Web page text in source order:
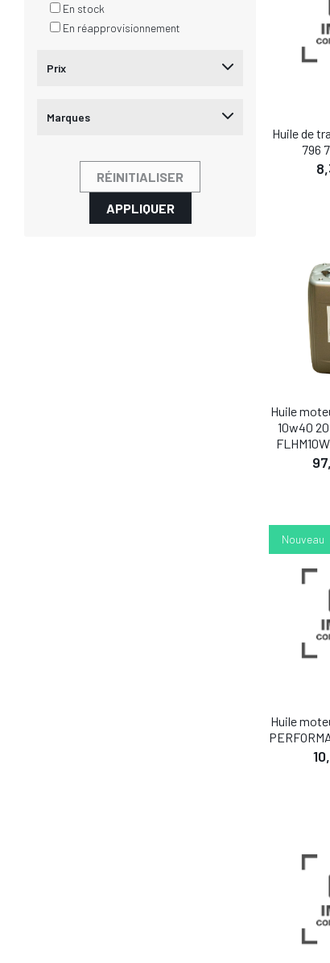
En stock
En réapprovisionnement
Prix
Marques
RÉINITIALISER
APPLIQUER
Huile de
796
Huile
10w40
Nouveau
Huile